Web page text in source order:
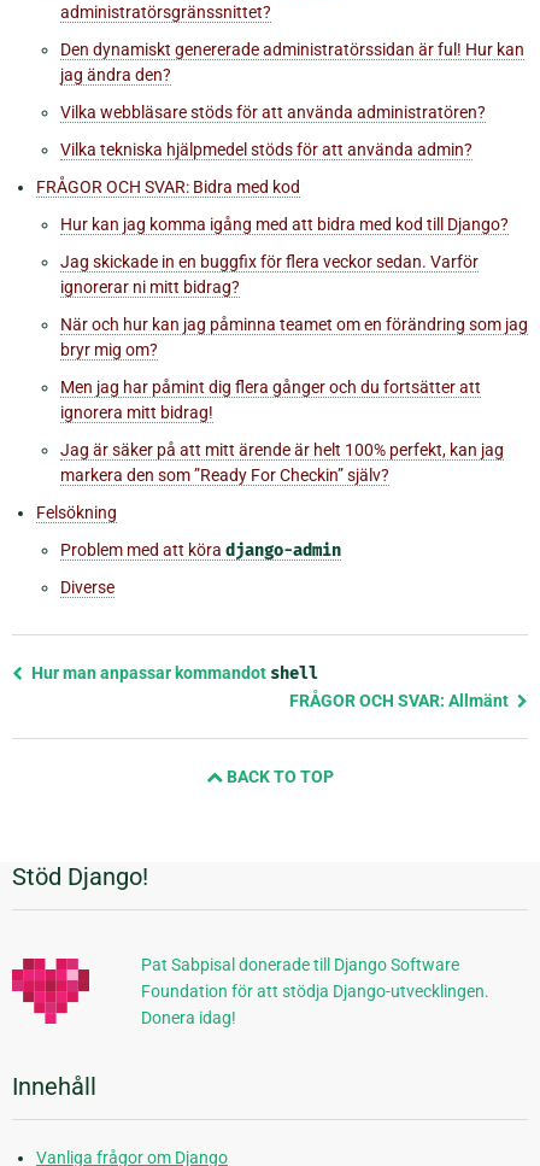
administratörsgränssnittet?
Den dynamiskt genererade administratörssidan är ful! Hur kan
jag ändra den?
Vilka webbläsare stöds för att använda administratören?
Vilka tekniska hjälpmedel stöds för att använda admin?
FRÅGOR OCH SVAR: Bidra med kod
Hur kan jag komma igång med att bidra med kod till Django?
Jag skickade in en buggfix för flera veckor sedan. Varför
ignorerar ni mitt bidrag?
När och hur kan jag påminna teamet om en förändring som jag
bryr mig om?
Men jag har påmint dig flera gånger och du fortsätter att
ignorera mitt bidrag!
Jag är säker på att mitt ärende är helt 100% perfekt, kan jag
markera den som ”Ready For Checkin” själv?
Felsökning
Problem med att köra django-admin
Diverse
Föregående
Hur man anpassar kommandot shell
FRÅGOR OCH SVAR: Allmänt
BACK TO TOP
Ytterligare
information
Stöd Django!
Pat Sabpisal donerade till Django Software
Foundation för att stödja Django-utvecklingen.
Donera idag!
Innehåll
Vanliga frågor om Django